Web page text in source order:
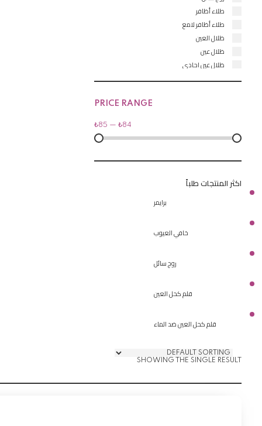
طلاء أظافر
طلاء أظافر لامع
ظلال العين
ظلال عين
ظلال عين احادي
قلم
ماسكارا
منتجات الأظافر
PRICE RANGE
₺84
—
₺85
اكثر المنتجات طلباً
برايمر
خافي العيوب
روج سائل
قلم كحل العين
قلم كحل العين ضد الماء
SHOWING THE SINGLE RESULT